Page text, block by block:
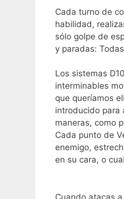
Cada turno de
habilidad,
sólo golpe de
y paradas:
Los sistemas
interminables
que queríamos
introducido para
maneras, como
Cada punto de
enemigo,
en su cara, o